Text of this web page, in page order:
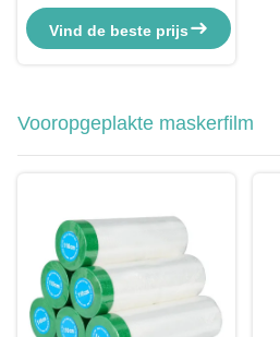
Afdichting
Vind de beste prijs
Vooropgeplakte maskerfilm